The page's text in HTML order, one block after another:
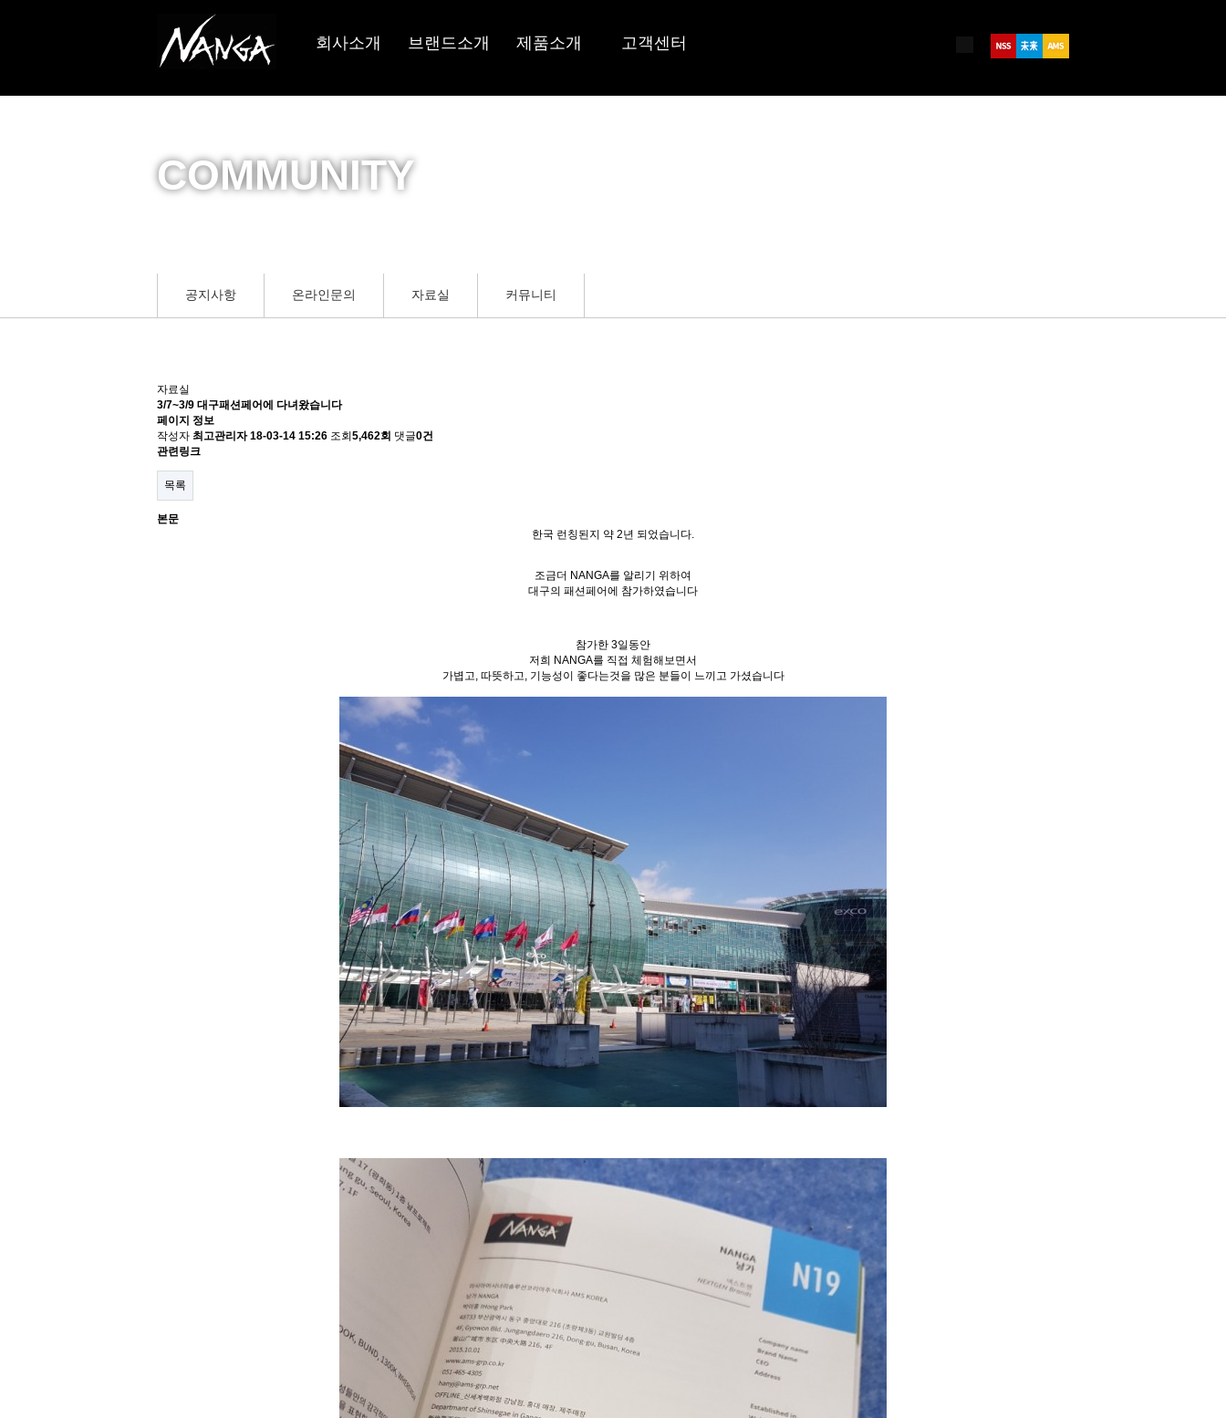
회사소개
업무내용
오시는길
브랜드소개 제품소개 고객센터
COMMUNITY
공지사항 온라인문의 자료실 커뮤니티
자료실
3/7~3/9 대구패션페어에 다녀왔습니다
페이지 정보
작성자 최고관리자 18-03-14 15:26 조회 5,462회 댓글0건
관련링크
목록
본문
한국 런칭된지 약 2년 되었습니다.
조금더 NANGA를 알리기 위하여
대구의 패션페어에 참가하였습니다
참가한 3일동안
저희 NANGA를 직접 체험해보면서
가볍고, 따뜻하고, 기능성이 좋다는것을 많은 분들이 느끼고 가셨습니다